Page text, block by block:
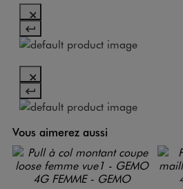
Vous aimerez aussi